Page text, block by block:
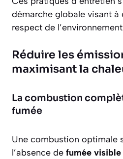
démarche globale visant
respect de
Réduire les
maximisant la
La combustion
fumée
Une combustion optimale
l’absence de fumée visible